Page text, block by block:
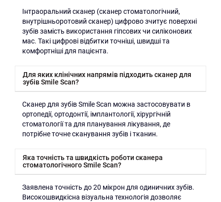
Інтраоральний сканер (сканер стоматологічний,
внутрішньоротовий сканер) цифрово зчитує поверхні
зубів замість використання гіпсових чи силіконових
мас. Такі цифрові відбитки точніші, швидші та
комфортніші для пацієнта.
Для яких клінічних напрямів підходить сканер для
зубів Smile Scan?
Сканер для зубів Smile Scan можна застосовувати в
ортопедії, ортодонтії, імплантології, хірургічній
стоматології та для планування лікування, де
потрібне точне сканування зубів і тканин.
Яка точність та швидкість роботи сканера
стоматологічного Smile Scan?
Заявлена точність до 20 мікрон для одиничних зубів.
Високошвидкісна візуальна технологія дозволяє